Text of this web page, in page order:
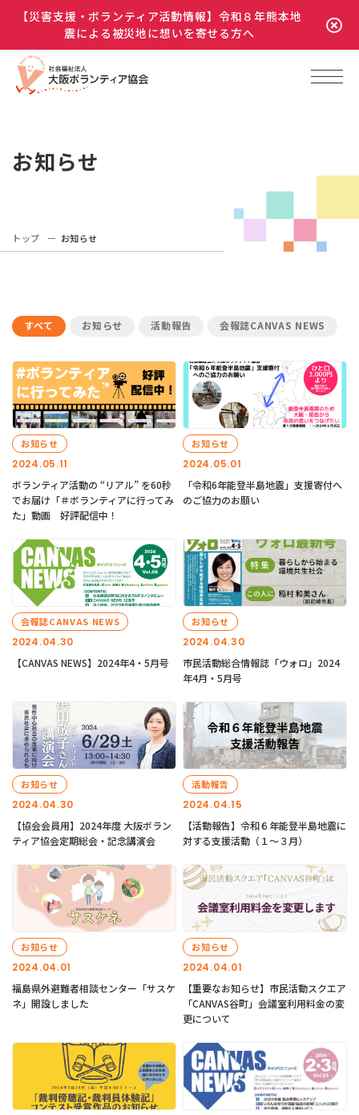
【災害支援・ボランティア活動情報】令和８年熊本地
震による被災地に想いを寄せる方へ
お知らせ
トップ お知らせ
すべて お知らせ 活動報告 会報誌CANVAS NEWS
2024.05.11
お知らせ
ボランティア活動の “リアル” を60秒
でお届け「＃ボランティアに行ってみ
た」動画 好評配信中！
2024.05.01
お知らせ
「令和6年能登半島地震」支援寄付へ
のご協力のお願い
2024.04.30
会報誌CANVAS NEWS
【CANVAS NEWS】2024年4・5月号
2024.04.30
お知らせ
市民活動総合情報誌「ウォロ」2024
年4月・5月号
2024.04.30
お知らせ
【協会会員用】2024年度 大阪ボラン
ティア協会定期総会・記念講演会
2024.04.15
活動報告
【活動報告】令和６年能登半島地震に
対する支援活動（１〜３月）
2024.04.01
お知らせ
福島県外避難者相談センター「サスケ
ネ」開設しました
2024.04.01
お知らせ
【重要なお知らせ】市民活動スクエア
「CANVAS谷町」会議室利用料金の変
更について